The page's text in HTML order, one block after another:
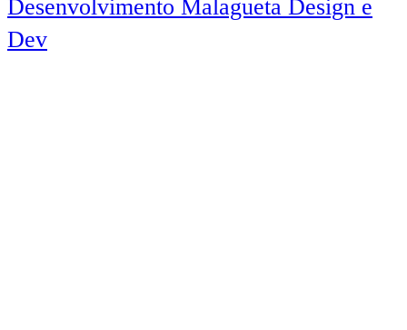
Desenvolvimento Malagueta Design e
Dev